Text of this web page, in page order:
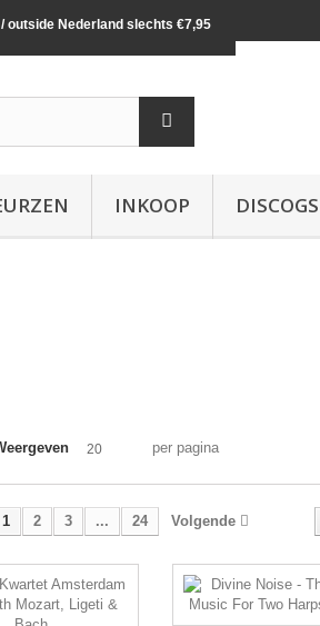
outside Nederland slechts €7,95
INKOOP DISCOGS
20 per pagina
1 2 3 ... 24 Volgende